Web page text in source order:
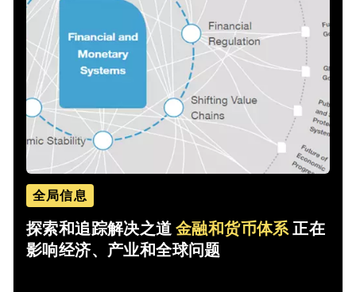
全局信息
探索和追踪解决之道金融和货币体系正在
影响经济、产业和全球问题